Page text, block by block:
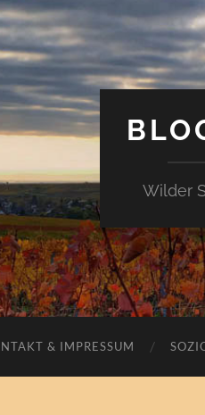
Wilder
& IMPRESSUM